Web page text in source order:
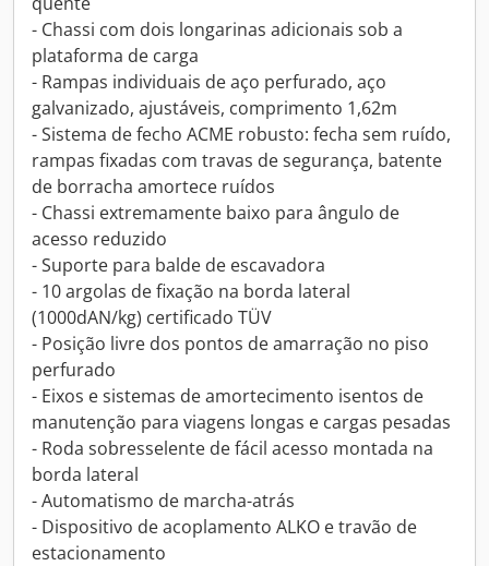
- Chassi com dois longarinas adicionais sob a
plataforma de carga
- Rampas individuais de aço perfurado, aço
galvanizado, ajustáveis, comprimento 1,62m
- Sistema de fecho ACME robusto: fecha sem ruído,
rampas fixadas com travas de segurança, batente
de borracha amortece ruídos
- Chassi extremamente baixo para ângulo de
acesso reduzido
- Suporte para balde de escavadora
- 10 argolas de fixação na borda lateral
(1000dAN/kg) certificado TÜV
- Posição livre dos pontos de amarração no piso
perfurado
- Eixos e sistemas de amortecimento isentos de
manutenção para viagens longas e cargas pesadas
- Roda sobresselente de fácil acesso montada na
borda lateral
- Automatismo de marcha-atrás
- Dispositivo de acoplamento ALKO e travão de
estacionamento